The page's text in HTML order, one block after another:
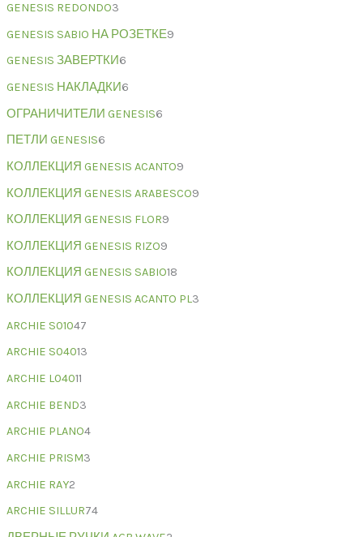
GENESIS REDONDO3
GENESIS SABIO НА РОЗЕТКЕ9
GENESIS ЗАВЕРТКИ6
GENESIS НАКЛАДКИ6
ОГРАНИЧИТЕЛИ GENESIS6
ПЕТЛИ GENESIS6
КОЛЛЕКЦИЯ GENESIS ACANTO9
КОЛЛЕКЦИЯ GENESIS ARABESCO9
КОЛЛЕКЦИЯ GENESIS FLOR9
КОЛЛЕКЦИЯ GENESIS RIZO9
КОЛЛЕКЦИЯ GENESIS SABIO18
КОЛЛЕКЦИЯ GENESIS ACANTO PL3
ARCHIE S01047
ARCHIE S04013
ARCHIE L04011
ARCHIE BEND3
ARCHIE PLANO4
ARCHIE PRISM3
ARCHIE RAY2
ARCHIE SILLUR74